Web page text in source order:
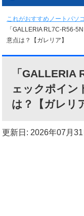
これがおすすめノートパソ
「GALLERIA RL7C-R56-
意点は？【ガレリア】
「GALLERIA
ェックポイン
は？【ガレリ
更新日: 2026年07月